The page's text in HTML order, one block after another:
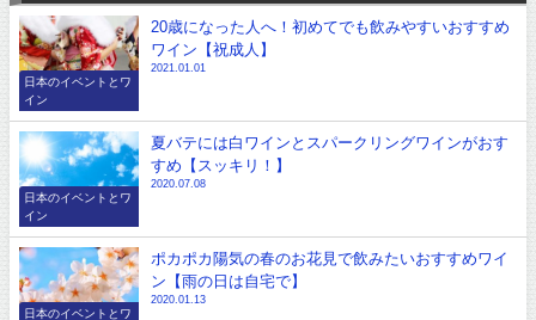
日本のイベントとワ
イン
20歳になった人へ！初めてでも飲みやすいおすすめ
ワイン【祝成人】
2021.01.01
日本のイベントとワ
イン
夏バテには白ワインとスパークリングワインがおす
すめ【スッキリ！】
2020.07.08
日本のイベントとワ
ポカポカ陽気の春のお花見で飲みたいおすすめワイ
ン【雨の日は自宅で】
2020.01.13